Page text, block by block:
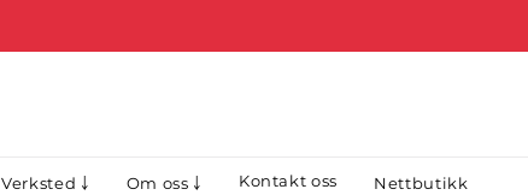
Verksted ￬ Om oss ￬ Kontakt oss Nettbutikk